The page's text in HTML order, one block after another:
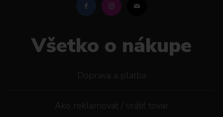
Všetko o nákupe
Doprava a platba
Ako reklamovat / vrátiť tovar